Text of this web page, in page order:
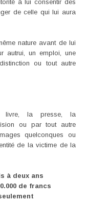
à lui consentir des
de celle qui lui aura
nature avant de lui
autrui, un emploi, une
ou tout autre
livre, la presse, la
ou par tout autre
quelconques ou
de la victime de la
à deux ans
de francs